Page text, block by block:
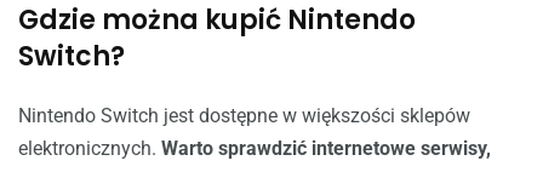
Gdzie można kupić Nintendo
Switch?
Nintendo Switch jest dostępne w większości sklepów
elektronicznych. Warto sprawdzić internetowe serwisy,